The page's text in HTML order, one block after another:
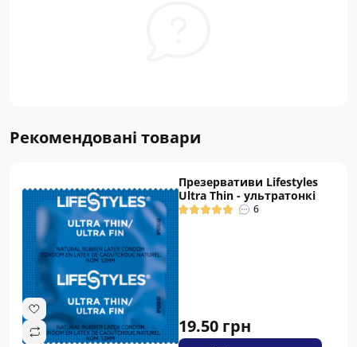
Рекомендовані товари
Презервативи Lifestyles
Ultra Thin - ультратонкі
6
19.50 грн